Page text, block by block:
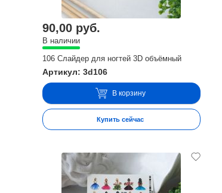
90,00 руб.
В наличии
106 Слайдер для ногтей 3D объёмный
Артикул: 3d106
В корзину
Купить сейчас